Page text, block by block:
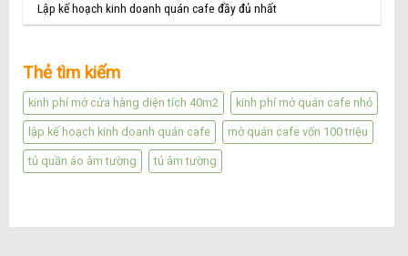
Lập kế hoạch kinh doanh quán cafe đầy đủ nhất
Thẻ tìm kiếm
kinh phí mở cửa hàng diện tích 40m2 kinh phí mở quán cafe nhỏ
lập kế hoạch kinh doanh quán cafe mở quán cafe vốn 100 triệu
tủ quần áo âm tường tủ âm tường